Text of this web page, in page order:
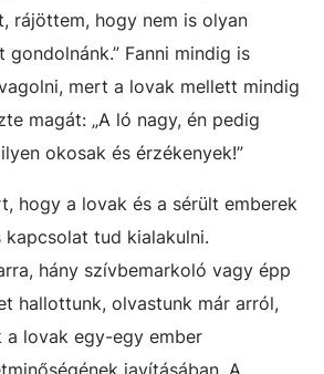
rájöttem, hogy nem is olyan
gondolnánk.” Fanni mindig is
mert a lovak mellett mindig
magát: „A ló nagy, én pedig
okosak és érzékenyek!”
hogy a lovak és a sérült emberek
tud kialakulni.
hány szívbemarkoló vagy épp
hallottunk, olvastunk már arról,
a lovak egy-egy ember